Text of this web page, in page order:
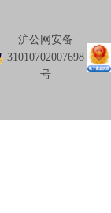
沪公网安备
31010702007698
号